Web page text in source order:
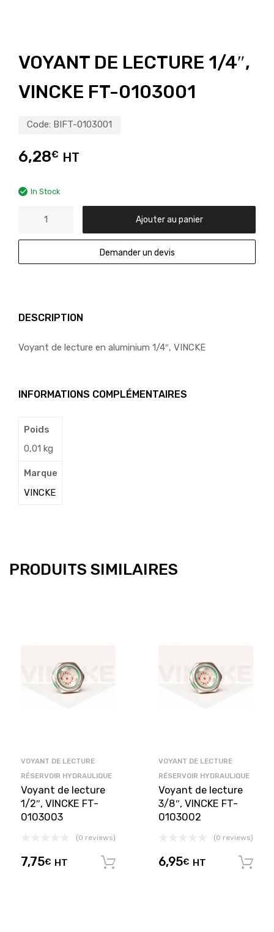
VOYANT DE LECTURE 1/4″,
VINCKE FT-0103001
Code: BIFT-0103001
6,28€ HT
In Stock
Ajouter au panier
Demander un devis
DESCRIPTION
Voyant de lecture en aluminium 1/4″, VINCKE
INFORMATIONS COMPLÉMENTAIRES
Poids
0,01 kg
Marque
VINCKE
PRODUITS SIMILAIRES
VOYANT DE LECTURE
RÉSERVOIR HYDRAULIQUE
Voyant de lecture
1/2″, VINCKE FT-
0103003
(0 reviews)
7,75€ HT Ajouter au panier
VOYANT DE LECTURE
RÉSERVOIR HYDRAULIQUE
Voyant de lecture
3/8″, VINCKE FT-
0103002
(0 reviews)
6,95€ HT